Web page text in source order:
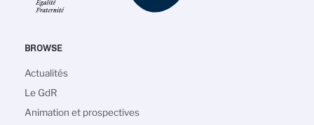
BROWSE
Navigation
principale
Actualités
Le GdR
Animation et prospectives